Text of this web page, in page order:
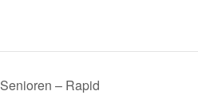
Senioren – Rapid